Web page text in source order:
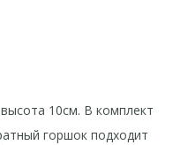
10см. В комплект
горшок подходит